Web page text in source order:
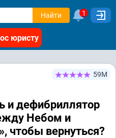
Найти 1
юристу
59М
и дефибриллятор
Небом и
чтобы вернуться?